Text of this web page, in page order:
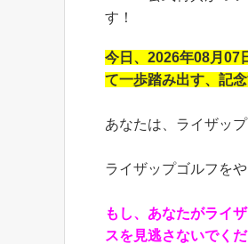
す！
今日、 2026年08月07
て一歩踏み出す、記
あなたは、ライザッ
ライザップゴルフを
もし、あなたがライ
スを見逃さないでくだ